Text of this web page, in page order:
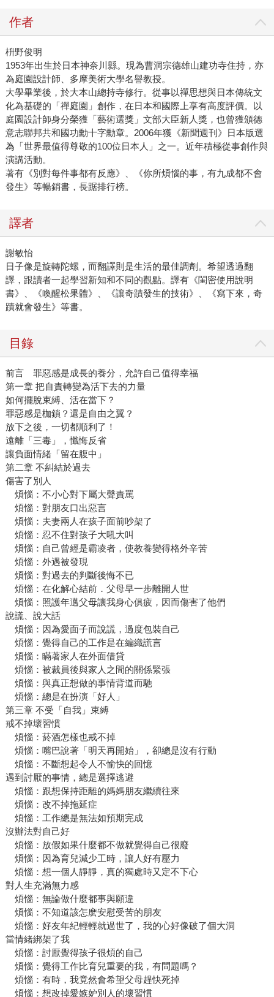
作者
枡野俊明
1953年出生於日本神奈川縣。現為曹洞宗德雄山建功寺住持，亦
為庭園設計師、多摩美術大學名譽教授。
大學畢業後，於大本山總持寺修行。從事以禪思想與日本傳統文
化為基礎的「禪庭園」創作，在日本和國際上享有高度評價。以
庭園設計師身分榮獲「藝術選獎」文部大臣新人獎，也曾獲頒德
意志聯邦共和國功勳十字勳章。2006年獲《新聞週刊》日本版選
為「世界最值得尊敬的100位日本人」之一。近年積極從事創作與
演講活動。
著有《別對每件事都有反應》、《你所煩惱的事，有九成都不會
發生》等暢銷書，長踞排行榜。
譯者
謝敏怡
日子像是旋轉陀螺，而翻譯則是生活的最佳調劑。希望透過翻
譯，跟讀者一起學習新知和不同的觀點。譯有《閨密使用說明
書》、《喚醒松果體》、《讓奇蹟發生的技術》、《寫下來，奇
蹟就會發生》等書。
目錄
前言 罪惡感是成長的養分，允許自己值得幸福
第一章 把自責轉變為活下去的力量
如何擺脫束縛、活在當下？
罪惡感是枷鎖？還是自由之翼？
放下之後，一切都順利了！
遠離「三毒」，懺悔反省
讓負面情緒「留在腹中」
第二章 不糾結於過去
傷害了別人
煩惱：不小心對下屬大聲責罵
煩惱：對朋友口出惡言
煩惱：夫妻兩人在孩子面前吵架了
煩惱：忍不住對孩子大吼大叫
煩惱：自己曾經是霸凌者，使教養變得格外辛苦
煩惱：外遇被發現
煩惱：對過去的判斷後悔不已
煩惱：在化解心結前．父母早一步離開人世
煩惱：照護年邁父母讓我身心俱疲，因而傷害了他們
說謊、說大話
煩惱：因為愛面子而說謊，過度包裝自己
煩惱：覺得自己的工作是在編織謊言
煩惱：瞞著家人在外面借貸
煩惱：被裁員後與家人之間的關係緊張
煩惱：與真正想做的事情背道而馳
煩惱：總是在扮演「好人」
第三章 不受「自我」束縛
戒不掉壞習慣
煩惱：菸酒怎樣也戒不掉
煩惱：嘴巴說著「明天再開始」，卻總是沒有行動
煩惱：不斷想起令人不愉快的回憶
遇到討厭的事情，總是選擇逃避
煩惱：跟想保持距離的媽媽朋友繼續往來
煩惱：改不掉拖延症
煩惱：工作總是無法如預期完成
沒辦法對自己好
煩惱：放假如果什麼都不做就覺得自己很廢
煩惱：因為育兒減少工時，讓人好有壓力
煩惱：想一個人靜靜，真的獨處時又定不下心
對人生充滿無力感
煩惱：無論做什麼都事與願違
煩惱：不知道該怎麽安慰受苦的朋友
煩惱：好友年紀輕輕就過世了，我的心好像破了個大洞
當情緒綁架了我
煩惱：討厭覺得孩子很煩的自己
煩惱：覺得工作比育兒重要的我，有問題嗎？
煩惱：有時，我竟然會希望父母趕快死掉
煩惱：想改掉愛嫉妒別人的壞習慣